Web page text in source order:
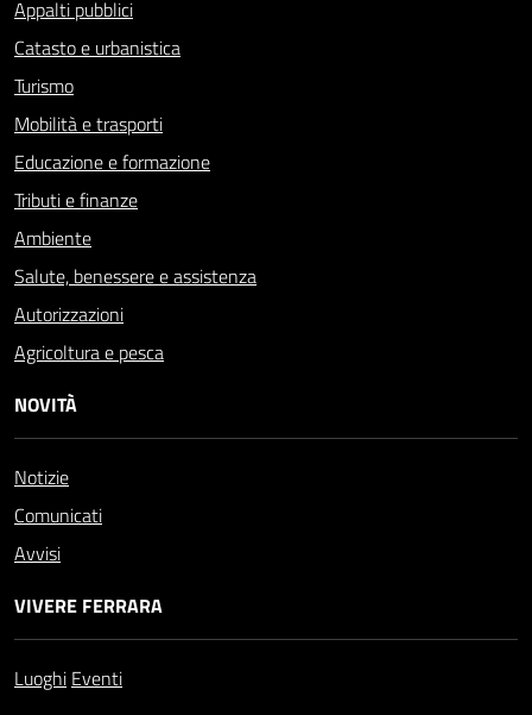
Appalti pubblici
Catasto e urbanistica
Turismo
Mobilità e trasporti
Educazione e formazione
Tributi e finanze
Ambiente
Salute, benessere e assistenza
Autorizzazioni
Agricoltura e pesca
NOVITÀ
Notizie
Comunicati
Avvisi
VIVERE FERRARA
Luoghi Eventi